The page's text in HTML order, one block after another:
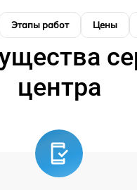
Этапы работ Цены
центра